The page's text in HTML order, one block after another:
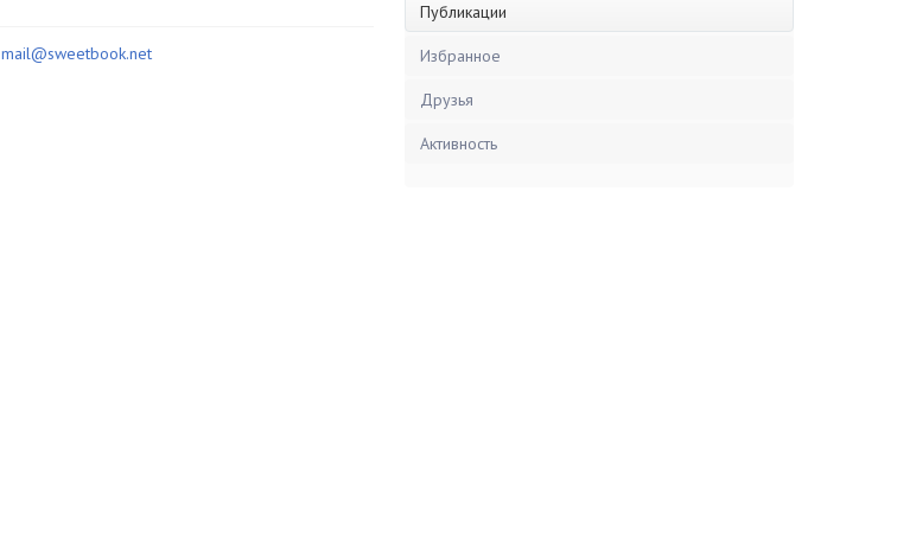
mail@sweetbook.net
Публикации
Избранное
Друзья
Активность